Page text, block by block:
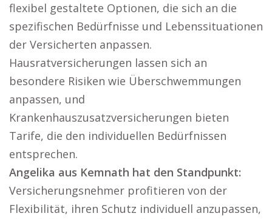
flexibel gestaltete Optionen, die sich an die
spezifischen Bedürfnisse und Lebenssituationen
der Versicherten anpassen.
Hausratversicherungen lassen sich an
besondere Risiken wie Überschwemmungen
anpassen, und
Krankenhauszusatzversicherungen bieten
Tarife, die den individuellen Bedürfnissen
entsprechen.
Angelika aus Kemnath hat den Standpunkt:
Versicherungsnehmer profitieren von der
Flexibilität, ihren Schutz individuell anzupassen,